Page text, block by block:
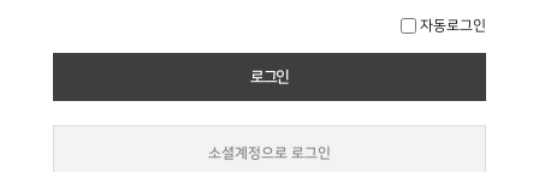
자동로그인
소셜계정으로 로그인